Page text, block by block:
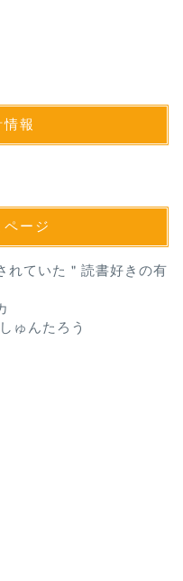
報
ージ
れていた＂読書好きの有
ゅんたろう